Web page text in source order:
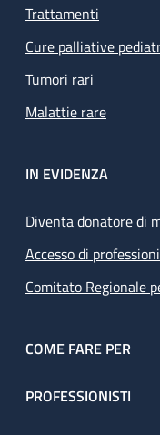
Trattamenti
Cure palliative
Tumori rari
Malattie rare
IN EVIDENZA
Diventa donatore di
Accesso di
Comitato Regionale
COME FARE PER
PROFESSIONISTI